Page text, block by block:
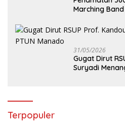
Marching
31/05/2026
Gugat Dirut
Suryadi
Terpopuler